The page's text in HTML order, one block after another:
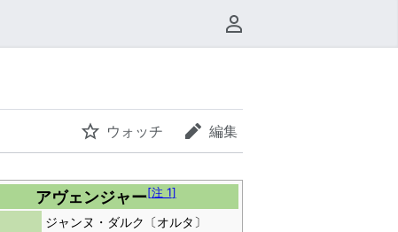
利用者メニュー
ウォッチ 編集
アヴェンジャー[注 1]
ジャンヌ・ダルク〔オルタ〕